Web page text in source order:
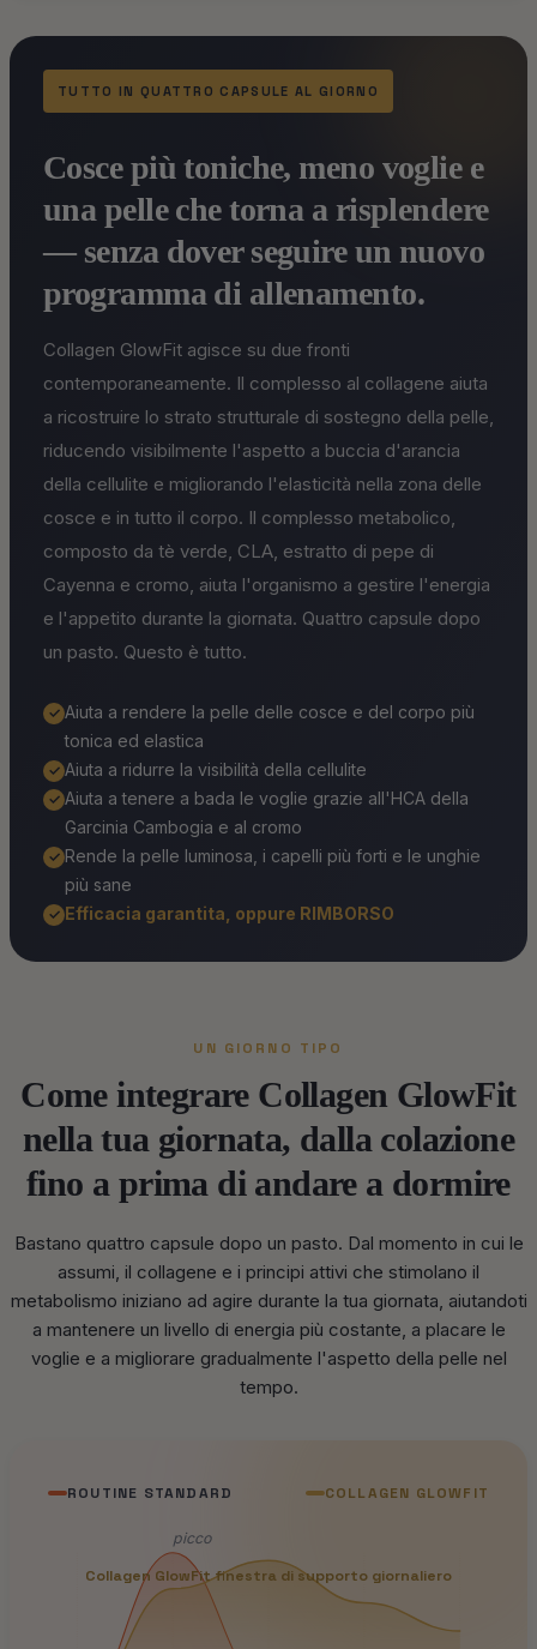
TUTTO IN QUATTRO CAPSULE AL GIORNO
Cosce più toniche, meno voglie e
una pelle che torna a risplendere
— senza dover seguire un nuovo
programma di allenamento.
Collagen GlowFit agisce su due fronti
contemporaneamente. Il complesso al collagene aiuta
a ricostruire lo strato strutturale di sostegno della pelle,
riducendo visibilmente l'aspetto a buccia d'arancia
della cellulite e migliorando l'elasticità nella zona delle
cosce e in tutto il corpo. Il complesso metabolico,
composto da tè verde, CLA, estratto di pepe di
Cayenna e cromo, aiuta l'organismo a gestire l'energia
e l'appetito durante la giornata. Quattro capsule dopo
un pasto. Questo è tutto.
✓ Aiuta a rendere la pelle delle cosce e del corpo più
tonica ed elastica
✓ Aiuta a ridurre la visibilità della cellulite
✓ Aiuta a tenere a bada le voglie grazie all'HCA della
Garcinia Cambogia e al cromo
✓ Rende la pelle luminosa, i capelli più forti e le unghie
più sane
✓ Efficacia garantita, oppure RIMBORSO
UN GIORNO TIPO
Come integrare Collagen GlowFit
nella tua giornata, dalla colazione
fino a prima di andare a dormire
Bastano quattro capsule dopo un pasto. Dal momento in cui le
assumi, il collagene e i principi attivi che stimolano il
metabolismo iniziano ad agire durante la tua giornata, aiutandoti
a mantenere un livello di energia più costante, a placare le
voglie e a migliorare gradualmente l'aspetto della pelle nel
tempo.
ROUTINE STANDARD COLLAGEN GLOWFIT
picco
Collagen GlowFit finestra di supporto giornaliero